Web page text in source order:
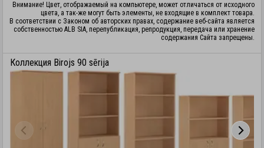
Внимание! Цвет, отображаемый на компьютере, может отличаться от исходного
цвета, а так-же могут быть элементы, не входящие в комплект товара.
В соответствии с Законом об авторских правах, содержание веб-сайта является
собственностью ALB SIA, перепубликация, репродукция, передача или хранение
содержания Сайта запрещены.
Коллекция Birojs 90 sērija